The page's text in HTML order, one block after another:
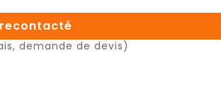
demande de devis)